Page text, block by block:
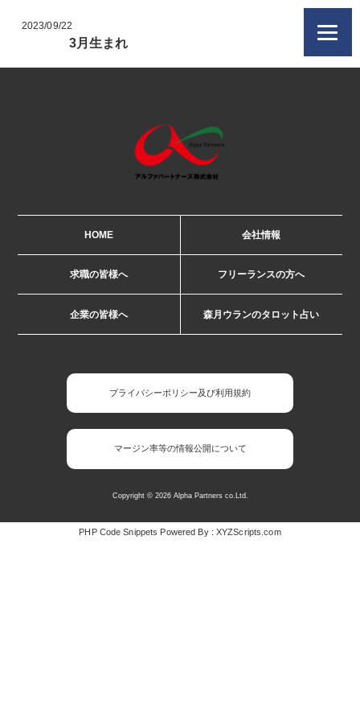
2023/09/22
3月生まれ
HOME 会社情報
求職の皆様へ フリーランスの方へ
企業の皆様へ 森月ウランのタロット占い
プライバシーポリシー及び利用規約
マージン率等の情報公開について
Copyright © 2026 Alpha Partners co.Ltd.
PHP Code Snippets Powered By :XYZScripts.com